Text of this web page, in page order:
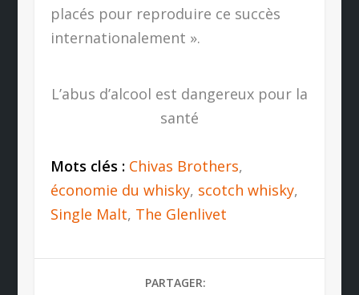
placés pour reproduire ce succès
internationalement ».
L’abus d’alcool est dangereux pour la
santé
Mots clés : Chivas Brothers,
économie du whisky, scotch whisky,
Single Malt, The Glenlivet
PARTAGER: